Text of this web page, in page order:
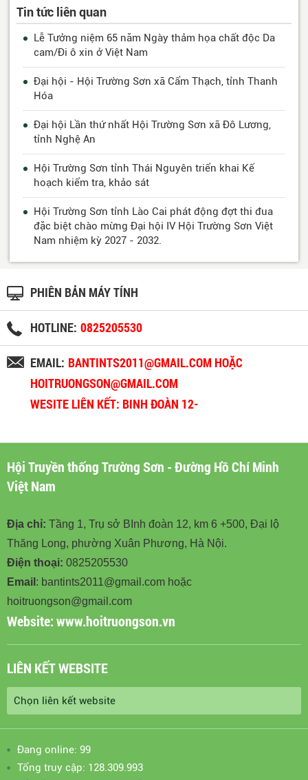
Tin tức liên quan
Lễ Tưởng niệm 65 năm Ngày thảm họa chất độc Da
cam/Đi ô xin ở Việt Nam
Đại hội - Hội Trường Sơn xã Cẩm Thạch, tỉnh Thanh
Hóa
Đại hội Lần thứ nhất Hội Trường Sơn xã Đô Lương,
tỉnh Nghệ An
Hội Trường Sơn tỉnh Thái Nguyên triển khai Kế
hoạch kiểm tra, khảo sát
Hội Trường Sơn tỉnh Lào Cai phát động đợt thi đua
đặc biệt chào mừng Đại hội IV Hội Trường Sơn Việt
Nam nhiệm kỳ 2027 - 2032.
PHIÊN BẢN MÁY TÍNH
HOTLINE: 0825205530
EMAIL: BANTINTS2011@GMAIL.COM HOẶC
HOITRUONGSON@GMAIL.COM
WESITE LIÊN KẾT: BINH ĐOÀN 12-
Hội Truyền thống Trường Sơn - Đường Hồ Chí Minh
Việt Nam
Địa chỉ: Tầng 1, Trụ sở BInh đoàn 12, km 6 +500, Đại lộ
Thăng Long, phường Xuân Phương, Hà Nội.
Điện thoại: 0825205530
Email : bantints2011@gmail.com hoặc
hoitruongson@gmail.com
Website:www.hoitruongson.vn
LIÊN KẾT WEBSITE
Đang online: 99
Tổng truy cập: 128.309.993